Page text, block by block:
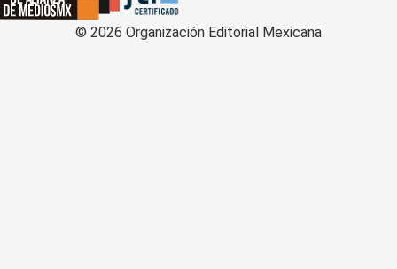
© 2026 Organización Editorial Mexicana